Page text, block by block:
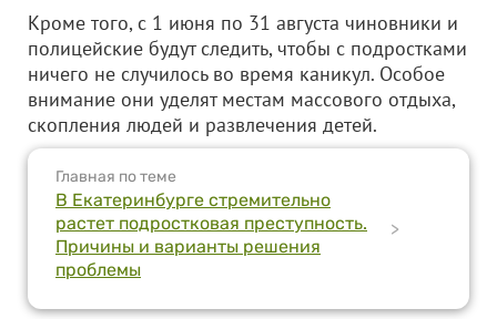
Кроме того, с 1 июня по 31 августа чиновники и
полицейские будут следить, чтобы с подростками
ничего не случилось во время каникул. Особое
внимание они уделят местам массового отдыха,
скопления людей и развлечения детей.
Главная по теме
В Екатеринбурге стремительно
растет подростковая преступность.
Причины и варианты решения
проблемы
>